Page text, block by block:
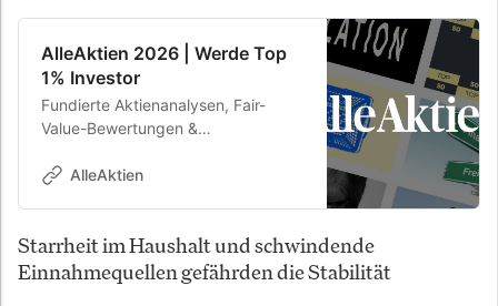
AlleAktien 2026 | Werde Top
1% Investor
Fundierte Aktienanalysen, Fair-
Value-Bewertungen &
p.a. seit 2010.
AlleAktien
Starrheit im Haushalt und schwindende
Einnahmequellen gefährden die Stabilität